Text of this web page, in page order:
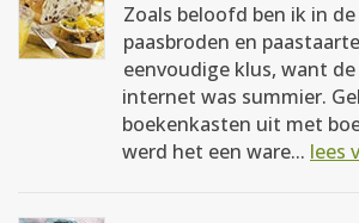
Zoals beloofd ben ik in
paasbroden en
eenvoudige klus, want
internet was summier.
boekenkasten uit met
werd het een ware... lees